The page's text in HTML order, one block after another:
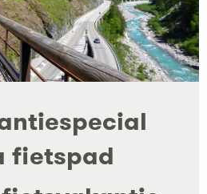
fietspad